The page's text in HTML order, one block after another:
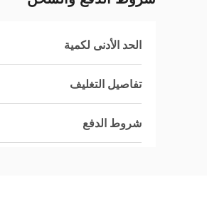
الحد الأدنى لكمية
تفاصيل التغليف
شروط الدفع